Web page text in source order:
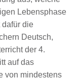
Lebensphase
dafür die
Deutsch,
der 4.
auf das
von mindestens